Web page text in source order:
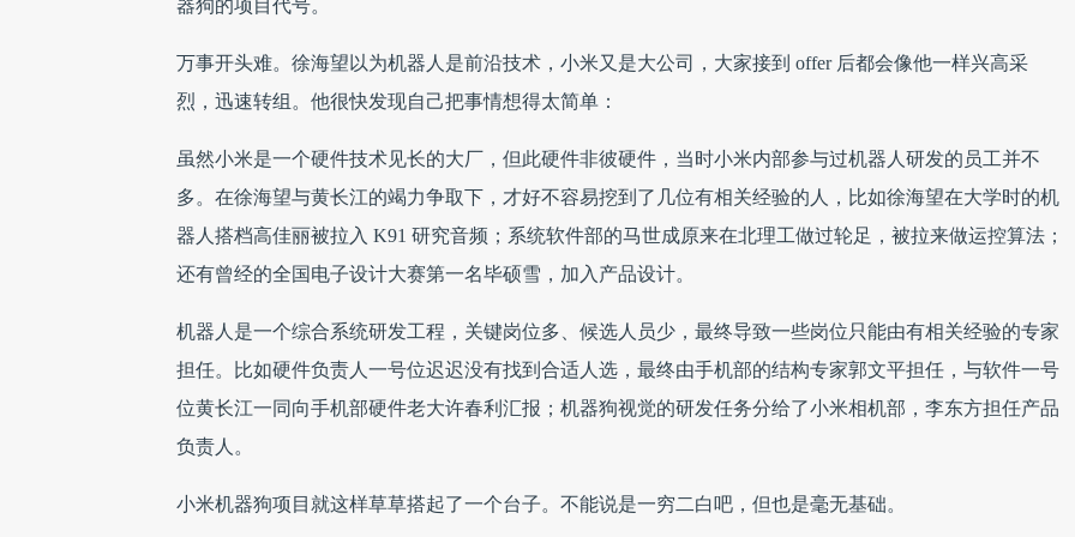
器狗的项目代号。
万事开头难。徐海望以为机器人是前沿技术，小米又是大公司，大家接到 offer 后都会像他一样兴高采
烈，迅速转组。他很快发现自己把事情想得太简单：
虽然小米是一个硬件技术见长的大厂，但此硬件非彼硬件，当时小米内部参与过机器人研发的员工并不
多。在徐海望与黄长江的竭力争取下，才好不容易挖到了几位有相关经验的人，比如徐海望在大学时的机
器人搭档高佳丽被拉入 K91 研究音频；系统软件部的马世成原来在北理工做过轮足，被拉来做运控算法；
还有曾经的全国电子设计大赛第一名毕硕雪，加入产品设计。
机器人是一个综合系统研发工程，关键岗位多、候选人员少，最终导致一些岗位只能由有相关经验的专家
担任。比如硬件负责人一号位迟迟没有找到合适人选，最终由手机部的结构专家郭文平担任，与软件一号
位黄长江一同向手机部硬件老大许春利汇报；机器狗视觉的研发任务分给了小米相机部，李东方担任产品
负责人。
小米机器狗项目就这样草草搭起了一个台子。不能说是一穷二白吧，但也是毫无基础。